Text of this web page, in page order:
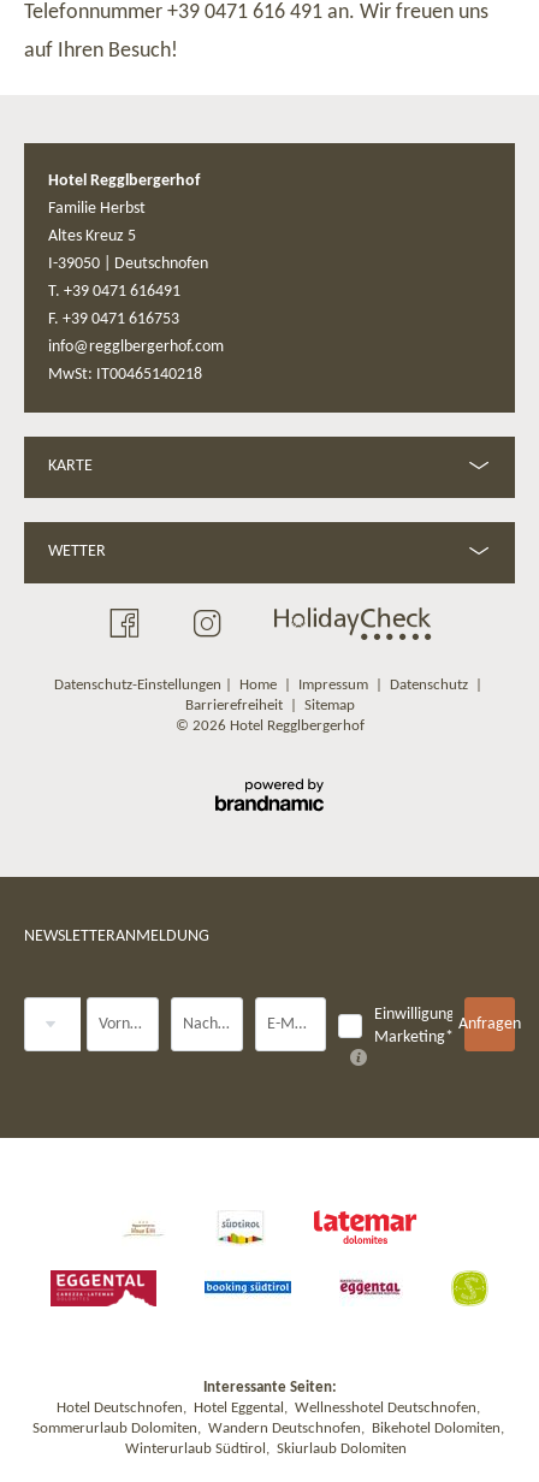
Telefonnummer +39 0471 616 491 an. Wir freuen uns
auf Ihren Besuch!
Hotel Regglbergerhof
Familie Herbst
Altes Kreuz 5
I-39050
Deutschnofen
T. +39 0471 616491
F. +39 0471 616753
info@regglbergerhof.com
MwSt: IT00465140218
KARTE
WETTER
Datenschutz-Einstellungen Home| Impressum| Datenschutz|
Barrierefreiheit| Sitemap
© 2026 Hotel Regglbergerhof
NEWSLETTERANMELDUNG
Vorname Nachname* E-Mail*
Einwilligung
Marketing*
Anfragen
Interessante Seiten:
Hotel Deutschnofen, Hotel Eggental , Wellnesshotel Deutschnofen,
Sommerurlaub Dolomiten, Wandern Deutschnofen, Bikehotel Dolomiten,
Winterurlaub Südtirol , Skiurlaub Dolomiten